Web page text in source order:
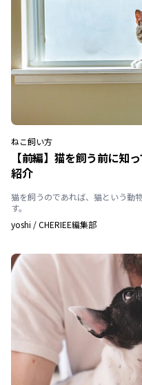
ねこ飼い方
【前編】猫を飼う前に知
紹介
猫を飼うのであれば、猫という動
す。
yoshi /CHERIEE編集部